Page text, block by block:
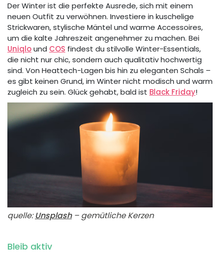
Der Winter ist die perfekte Ausrede, sich mit einem
neuen Outfit zu verwöhnen. Investiere in kuschelige
Strickwaren, stylische Mäntel und warme Accessoires,
um die kalte Jahreszeit angenehmer zu machen. Bei
Uniqlound COS findest du stilvolle Winter-Essentials,
die nicht nur chic, sondern auch qualitativ hochwertig
sind. Von Heattech-Lagen bis hin zu eleganten Schals –
es gibt keinen Grund, im Winter nicht modisch und warm
zugleich zu sein. Glück gehabt, bald ist Black Friday!
quelle:Unsplash– gemütliche Kerzen
Bleib aktiv